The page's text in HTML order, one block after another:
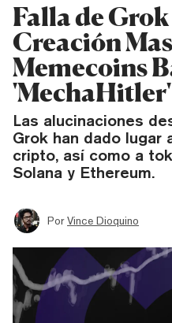
Falla de
Creación
Memecoins
'MechaHitler'
Las alucinaciones
Grok han dado lugar
cripto, así como a
Solana y Ethereum.
Por Vince Dioquino